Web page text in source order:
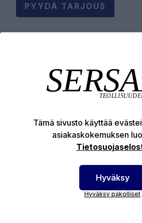
PYYDÄ TARJOUS
Tekniset edut
SERSALE OY
Tämä sivusto käyttää
asiakaskokemuksen
Hyväksy
Hyväksy pakolliset